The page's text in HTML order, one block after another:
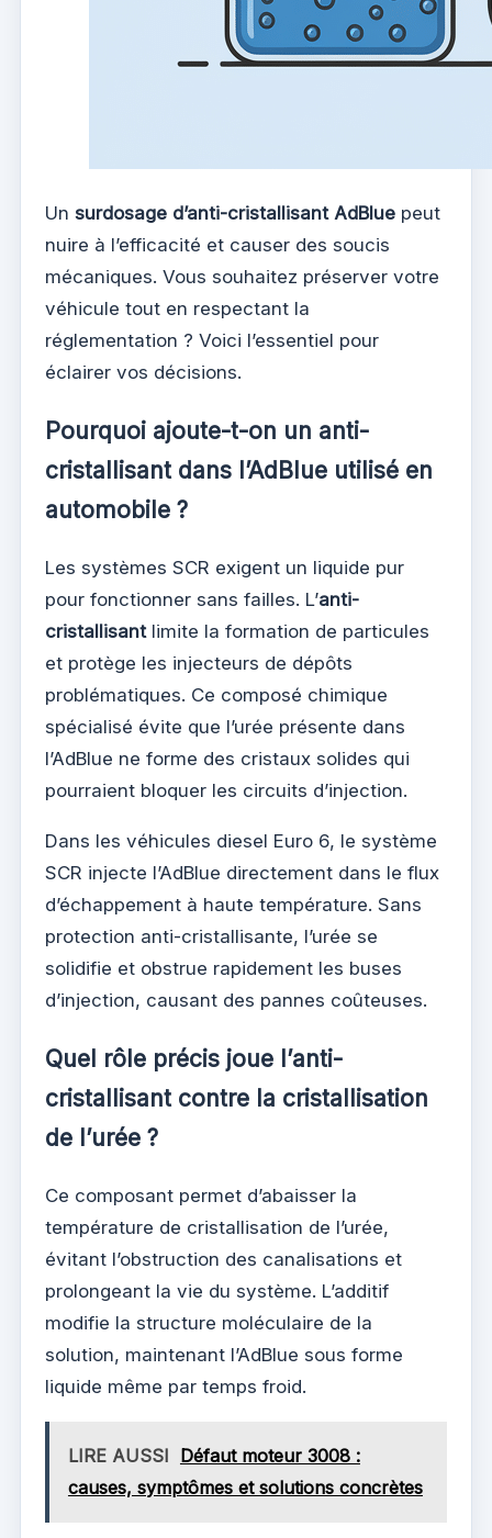
Un surdosage d’anti-cristallisant AdBlue peut
nuire à l’efficacité et causer des soucis
mécaniques. Vous souhaitez préserver votre
véhicule tout en respectant la
réglementation ? Voici l’essentiel pour
éclairer vos décisions.
Pourquoi ajoute-t-on un anti-
cristallisant dans l’AdBlue utilisé en
automobile ?
Les systèmes SCR exigent un liquide pur
pour fonctionner sans failles. L’anti-
cristallisantlimite la formation de particules
et protège les injecteurs de dépôts
problématiques. Ce composé chimique
spécialisé évite que l’urée présente dans
l’AdBlue ne forme des cristaux solides qui
pourraient bloquer les circuits d’injection.
Dans les véhicules diesel Euro 6, le système
SCR injecte l’AdBlue directement dans le flux
d’échappement à haute température. Sans
protection anti-cristallisante, l’urée se
solidifie et obstrue rapidement les buses
d’injection, causant des pannes coûteuses.
Quel rôle précis joue l’anti-
cristallisant contre la cristallisation
de l’urée ?
Ce composant permet d’abaisser la
température de cristallisation de l’urée,
évitant l’obstruction des canalisations et
prolongeant la vie du système. L’additif
modifie la structure moléculaire de la
solution, maintenant l’AdBlue sous forme
liquide même par temps froid.
LIRE AUSSI Défaut moteur 3008 :
causes, symptômes et solutions concrètes